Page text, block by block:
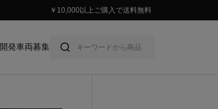
スタイリッシュに車に乗ろう。
開発車両募集